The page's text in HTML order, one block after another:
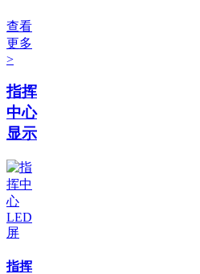
查看
更多
>
指挥
中心
显示
指挥